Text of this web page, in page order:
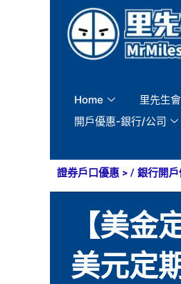
Home 里先生
開戶優惠-銀行/公司
證券戶口優惠 > / 銀行開
【美金
美元定